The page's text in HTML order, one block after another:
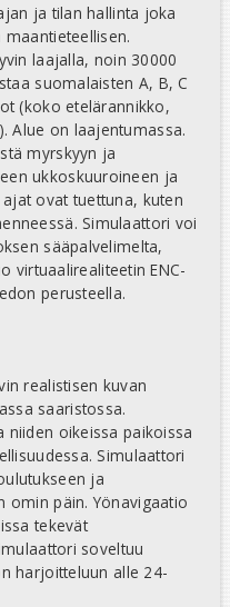
ja tilan hallinta joka
laajalla, noin 30000
suomalaisten A, B, C
(koko etelärannikko,
Alue on laajentumassa.
myrskyyn ja
ukkoskuuroineen ja
ovat tuettuna, kuten
Simulaattori voi
sääpalvelimelta,
virtuaalirealiteetin ENC-
perusteella.
realistisen kuvan
saaristossa.
oikeissa paikoissa
Simulaattori
ja
omin päin. Yönavigaatio
tekevät
soveltuu
harjoitteluun alle 24-